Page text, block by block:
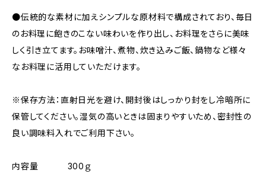
●伝統的な素材に加えシンプルな原材料で構成されており、毎日
のお料理に飽きのこない味わいを作り出し、お料理をさらに美味
しく引き立てます。お味噌汁、煮物、炊き込みご飯、鍋物など様々
なお料理に活用していただけます。
※保存方法：直射日光を避け、開封後はしっかり封をし冷暗所に
保管してください。湿気の高いときは固まりやすいため、密封性の
良い調味料入れでご利用下さい。
内容量 300ｇ